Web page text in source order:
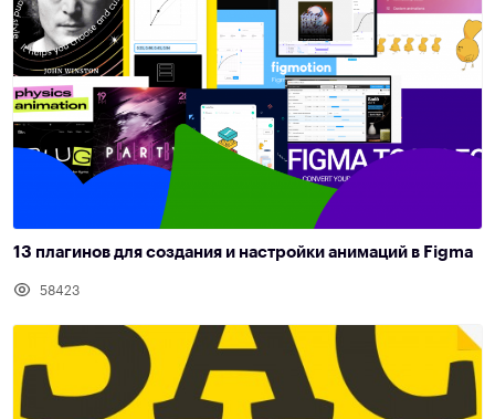
13 плагинов для создания и настройки анимаций в Figma
58423